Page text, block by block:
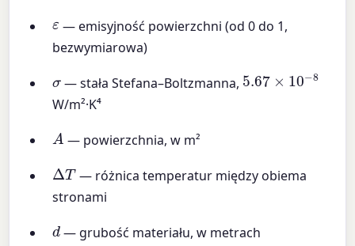
ε — emisyjność powierzchni (od 0 do 1,
bezwymiarowa)
σ— stała Stefana–Boltzmanna, 5.67 × 10−8
W/m²·K⁴
A — powierzchnia, w m²
ΔT — różnica temperatur między obiema
stronami
d— grubość materiału, w metrach